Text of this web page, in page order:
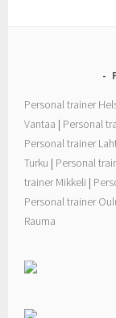
Personal trainer
Vantaa | Personal
Personal trainer
Turku | Personal
trainer Mikkeli |
Personal trainer
Rauma